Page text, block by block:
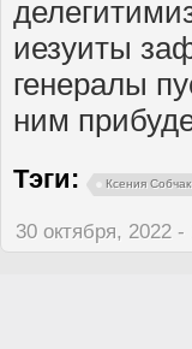
иезуиты
генералы
ним
Тэги: Ксения Собчак
30 октября, 2022 -